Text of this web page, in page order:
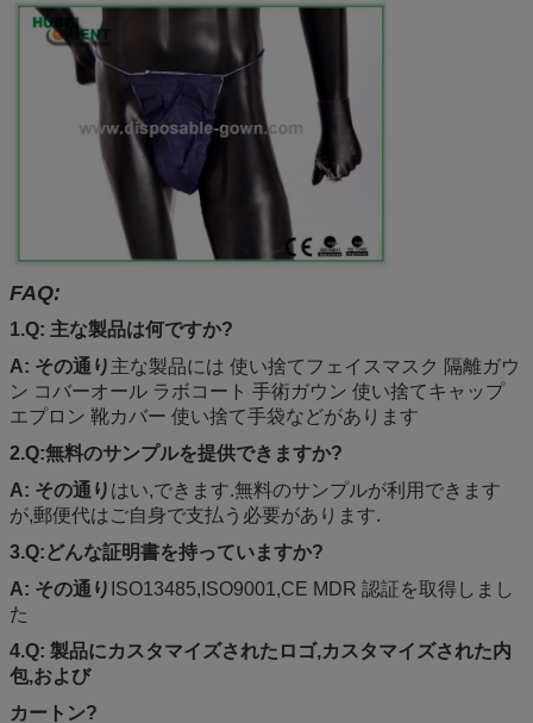
FAQ:
1.Q: 主な製品は何ですか?
A: その通り 主な製品には 使い捨てフェイスマスク 隔離ガウ
ン コバーオール ラボコート 手術ガウン 使い捨てキャップ
エプロン 靴カバー 使い捨て手袋などがあります
2.Q:無料のサンプルを提供できますか?
A: その通り はい,できます.無料のサンプルが利用できます
が,郵便代はご自身で支払う必要があります.
3.Q:どんな証明書を持っていますか?
A: その通り ISO13485,ISO9001,CE MDR 認証を取得しまし
た
4.Q: 製品にカスタマイズされたロゴ,カスタマイズされた内
包,および
カートン?